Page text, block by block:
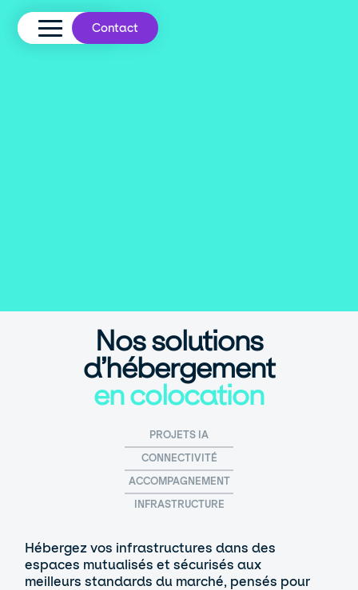
Contact
Nos solutions
d’hébergement
en colocation
PROJETS IA
CONNECTIVITÉ
ACCOMPAGNEMENT
INFRASTRUCTURE
Hébergez vos infrastructures dans des
espaces mutualisés et sécurisés aux
meilleurs standards du marché, pensés pour